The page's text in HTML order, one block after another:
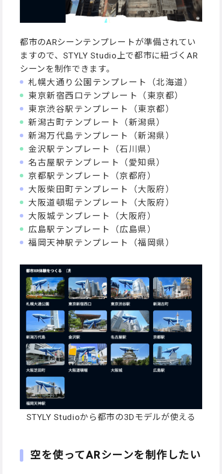
都市のARシーンテンプレートが準備されてい
ますので、STYLY Studio上で都市に紐づくAR
シーンを制作できます。
札幌大通り公園テンプレート（北海道）
東京新宿西口テンプレート（東京都）
東京渋谷駅テンプレート（東京都）
新潟古町テンプレート（新潟県）
新潟万代島テンプレート（新潟県）
金沢駅テンプレート（石川県）
名古屋駅テンプレート（愛知県）
京都駅テンプレート（京都府）
大阪柴田町テンプレート（大阪府）
大阪道頓堀テンプレート（大阪府）
大阪城テンプレート（大阪府）
広島駅テンプレート（広島県）
福岡天神駅テンプレート（福岡県）
STYLY Studioから都市の3Dモデルが使える
空を使ってARシーンを制作したい